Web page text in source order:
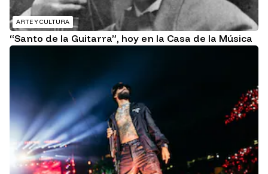
ARTE Y CULTURA
“Santo de la Guitarra”, hoy en la Casa de la Música